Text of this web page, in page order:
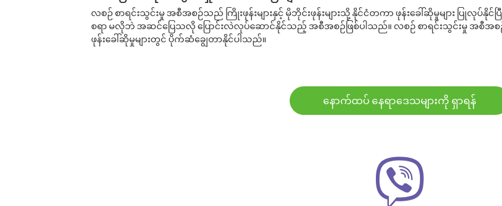
လစဉ် စာရင်းသွင်းမှု အစီအစဉ်သည် ကြိုးဖုန်းများနှင့် မိုဘိုင်းဖုန်းများသို့ နိုင်ငံတကာ ဖုန်းခေါ်ဆိုမှုများ ပြုလု
စရာ မလိုဘဲ အဆင်ပြေသလို ပြောင်းလဲလုပ်ဆောင်နိုင်သည့် အစီအစဉ်ဖြစ်ပါသည်။ လစဉ် စာရင်းသွင်းမှု အစီအစ
ဖုန်းခေါ်ဆိုမှုများတွင် ပိုက်ဆံချွေတာနိုင်ပါသည်။
နောက်ထပ် နေရာဒေသများကို ရှာရန်